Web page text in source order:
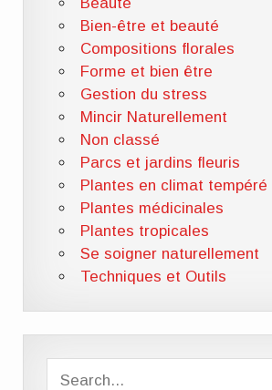
Bien-être et beauté
Compositions florales
Forme et bien être
Gestion du stress
Mincir Naturellement
Non classé
Parcs et jardins fleuris
Plantes en climat tempéré
Plantes médicinales
Plantes tropicales
Se soigner naturellement
Techniques et Outils